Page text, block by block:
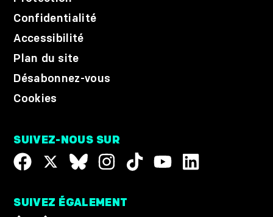
Confidentialité
Accessibilité
Plan du site
Désabonnez-vous
Cookies
SUIVEZ-NOUS SUR
SUIVEZ ÉGALEMENT